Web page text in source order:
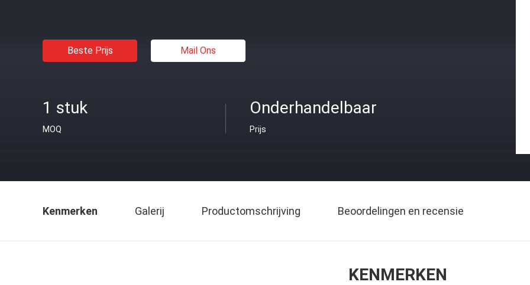
Beste Prijs Mail Ons
1 stuk
MOQ
Onderhandelbaar
Prijs
Kenmerken Galerij Productomschrijving Beoordelingen en recensie
KENMERKEN